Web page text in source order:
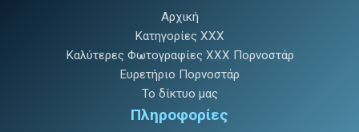
Αρχική
Κατηγορίες XXX
Καλύτερες Φωτογραφίες XXX Πορνοστάρ
Ευρετήριο Πορνοστάρ
Το δίκτυο μας
Πληροφορίες